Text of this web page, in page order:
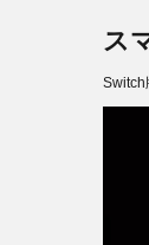
ス
Switch